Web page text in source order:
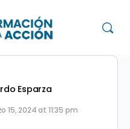
Esparza
15, 2024 at 11:35 pm